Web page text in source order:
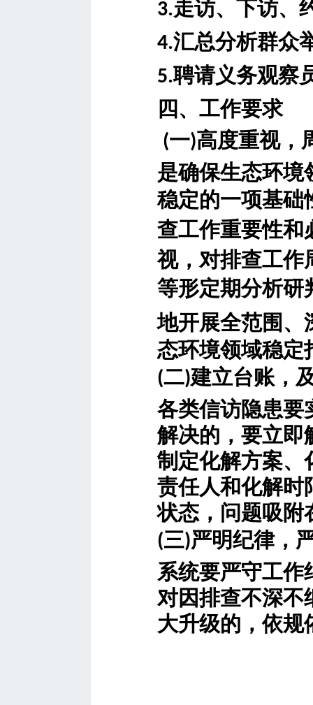
3.走访、下访、
4.汇总分析群众
5.聘请义务观察
四、工作要求
(一)高度重视，
是确保生态环境
稳定的一项基础
查工作重要性和
视，对排查工作
等形定期分析研
地开展全范围、
态环境领域稳定
(二)建立台账，
各类信访隐患要
解决的，要立即
制定化解方案、
责任人和化解时
状态，问题吸附
(三)严明纪律，
系统要严守工作
对因排查不深不
大升级的，依规